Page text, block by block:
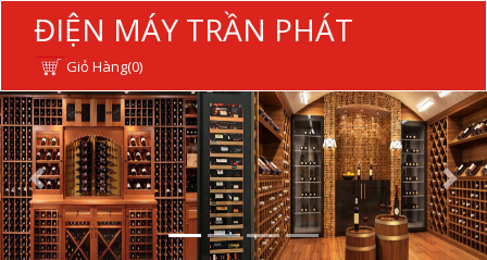
ĐIỆN MÁY TRẦN PHÁT
Giỏ Hàng(0)